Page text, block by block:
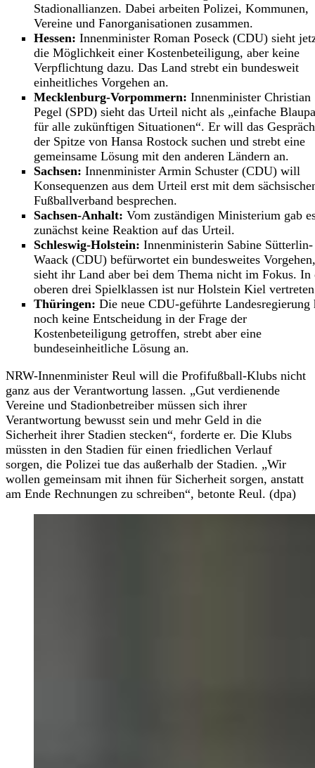
Stadionallianzen. Dabei arbeiten Polizei, Kommunen,
Vereine und Fanorganisationen zusammen.
Hessen: Innenminister Roman Poseck (CDU) sieht
die Möglichkeit einer Kostenbeteiligung, aber keine
Verpflichtung dazu. Das Land strebt ein bundesweit
einheitliches Vorgehen an.
Mecklenburg-Vorpommern: Innenminister Christian
Pegel (SPD) sieht das Urteil nicht als „einfache
für alle zukünftigen Situationen“. Er will das
der Spitze von Hansa Rostock suchen und strebt eine
gemeinsame Lösung mit den anderen Ländern an.
Sachsen: Innenminister Armin Schuster (CDU) will
Konsequenzen aus dem Urteil erst mit dem
Fußballverband besprechen.
Sachsen-Anhalt: Vom zuständigen Ministerium gab
zunächst keine Reaktion auf das Urteil.
Schleswig-Holstein: Innenministerin Sabine Sütterlin-
Waack (CDU) befürwortet ein bundesweites Vorgehen,
sieht ihr Land aber bei dem Thema nicht im Fokus. In
oberen drei Spielklassen ist nur Holstein Kiel
Thüringen: Die neue CDU-geführte Landesregierung
noch keine Entscheidung in der Frage der
Kostenbeteiligung getroffen, strebt aber eine
bundeseinheitliche Lösung an.
NRW-Innenminister Reul will die Profifußball-Klubs nicht
ganz aus der Verantwortung lassen. „Gut verdienende
Vereine und Stadionbetreiber müssen sich ihrer
Verantwortung bewusst sein und mehr Geld in die
Sicherheit ihrer Stadien stecken“, forderte er. Die Klubs
müssten in den Stadien für einen friedlichen Verlauf
sorgen, die Polizei tue das außerhalb der Stadien. „Wir
wollen gemeinsam mit ihnen für Sicherheit sorgen, anstatt
am Ende Rechnungen zu schreiben“, betonte Reul. (dpa)